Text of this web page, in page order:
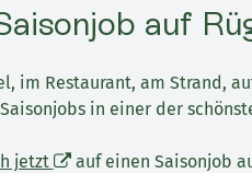
auf
im Restaurant, am Strand,
in einer der
jetzt auf einen Saisonjob